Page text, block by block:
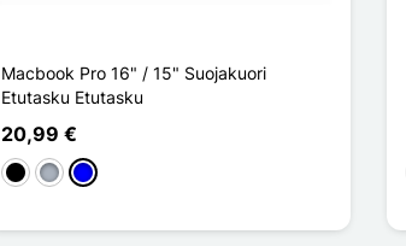
Macbook Pro 16" / 15" Suojakuori
Etutasku Etutasku
20,99 €
MustaHarmaaSininen